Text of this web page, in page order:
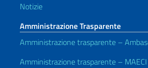
Notizie
Amministrazione Trasparente
Amministrazione trasparente –
Amministrazione trasparente – MAECI